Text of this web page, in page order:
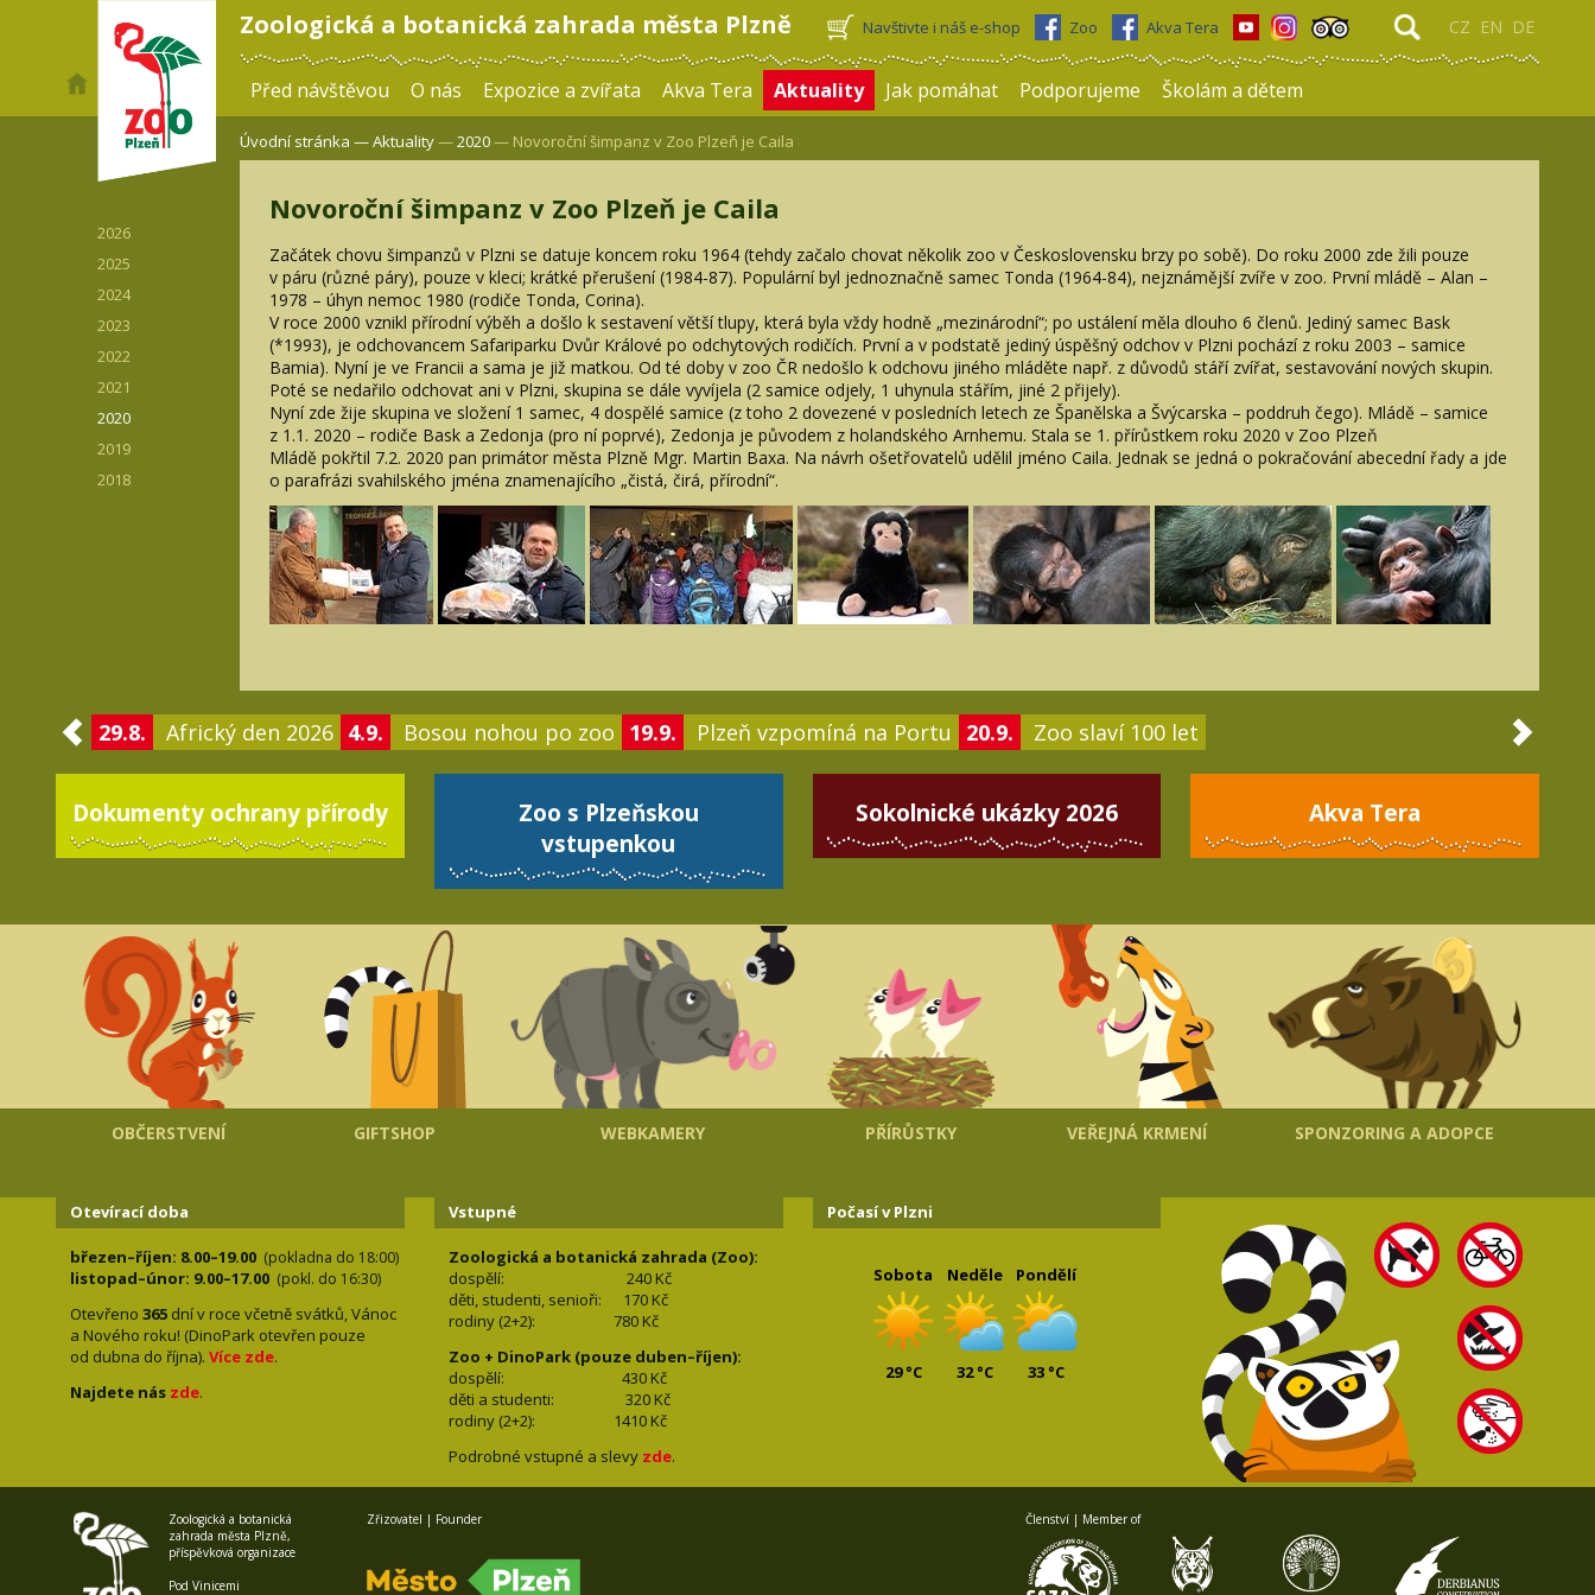
Zoologická a botanická zahrada města Plzně CZ EN DE
Navštivte i náš e-shop Zoo Akva Tera
Před návštěvou O nás Expozice a zvířata Akva Tera Aktuality Jak pomáhat Podporujeme Školám a dětem
2026
2025
2024
2023
2022
2021
2020
2019
2018
Úvodní stránka —Aktuality—2020— Novoroční šimpanz v Zoo Plzeň je Caila
Novoroční šimpanz v Zoo Plzeň je Caila
Začátek chovu šimpanzů v Plzni se datuje koncem roku 1964 (tehdy začalo chovat několik zoo v Československu brzy po sobě). Do roku 2000 zde žili pouze
v páru (různé páry), pouze v kleci; krátké přerušení (1984-87). Populární byl jednoznačně samec Tonda (1964-84), nejznámější zvíře v zoo. První mládě – Alan –
1978 – úhyn nemoc 1980 (rodiče Tonda, Corina).
V roce 2000 vznikl přírodní výběh a došlo k sestavení větší tlupy, která byla vždy hodně „mezinárodní“; po ustálení měla dlouho 6 členů. Jediný samec Bask
(*1993), je odchovancem Safariparku Dvůr Králové po odchytových rodičích. První a v podstatě jediný úspěšný odchov v Plzni pochází z roku 2003 – samice
Bamia). Nyní je ve Francii a sama je již matkou. Od té doby v zoo ČR nedošlo k odchovu jiného mláděte např. z důvodů stáří zvířat, sestavování nových skupin.
Poté se nedařilo odchovat ani v Plzni, skupina se dále vyvíjela (2 samice odjely, 1 uhynula stářím, jiné 2 přijely).
Nyní zde žije skupina ve složení 1 samec, 4 dospělé samice (z toho 2 dovezené v posledních letech ze Španělska a Švýcarska – poddruh čego). Mládě – samice
z 1.1. 2020 – rodiče Bask a Zedonja (pro ní poprvé), Zedonja je původem z holandského Arnhemu. Stala se 1. přírůstkem roku 2020 v Zoo Plzeň
Mládě pokřtil 7.2. 2020 pan primátor města Plzně Mgr. Martin Baxa. Na návrh ošetřovatelů udělil jméno Caila. Jednak se jedná o pokračování abecední řady a jde
o parafrázi svahilského jména znamenajícího „čistá, čirá, přírodní“.
29.8. Africký den 2026 4.9. Bosou nohou po zoo 19.9. Plzeň vzpomíná na Portu 20.9. Zoo slaví 100 let
Dokumenty ochrany přírody
Zoo s Plzeňskou
vstupenkou
Sokolnické ukázky 2026 Akva Tera
OBČERSTVENÍ GIFTSHOP WEBKAMERY PŘÍRŮSTKY VEŘEJNÁ KRMENÍ SPONZORING A ADOPCE
Otevírací doba
březen–říjen: 8.00–19.00 (pokladna do 18:00)
listopad–únor: 9.00–17.00 (pokl. do 16:30)
Otevřeno 365 dní v roce včetně svátků, Vánoc
a Nového roku! (DinoPark otevřen pouze
od dubna do října). Více zde.
Najdete nás zde.
Vstupné
Zoologická a botanická zahrada (Zoo):
dospělí:
240 Kč
děti, studenti, senioři: 170Kč
rodiny (2+2): 780Kč
Zoo + DinoPark (pouze duben–říjen):
dospělí: 430Kč
děti a studenti: 320 Kč
rodiny (2+2): 1410 Kč
Podrobné vstupné a slevy zde.
Počasí v Plzni
Sobota
29 °C
Neděle
32 °C
Pondělí
33 °C
Zoologická a botanická
zahrada města Plzně,
příspěvková organizace
Pod Vinicemi
Zřizovatel | Founder Členství | Member of